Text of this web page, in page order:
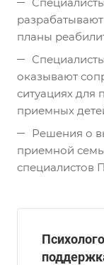
планы
оказывают
ситуациях для
приемных
Решения о
приемной
специалистов